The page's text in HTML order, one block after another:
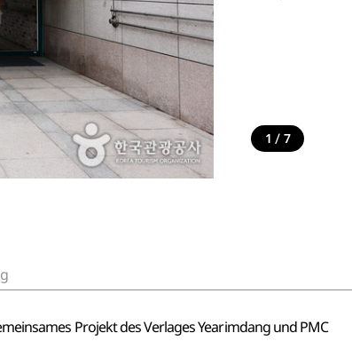
1 / 7
Projekt des Verlages Yearimdang und PMC